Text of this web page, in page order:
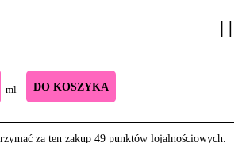
ml DO KOSZYKA
za ten zakup 49 punktów lojalnościowych.